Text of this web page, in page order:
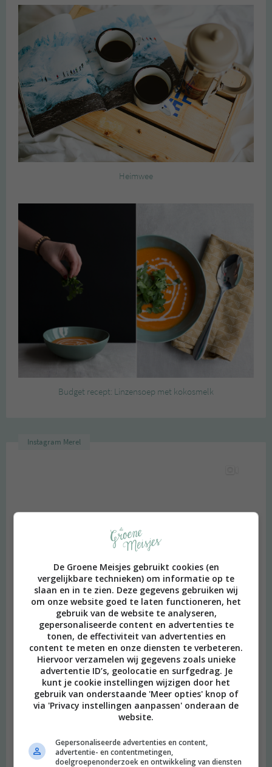
Heimwee
Budget recept: Linzensoep met kokosmelk
Instagram Merel
De Groene Meisjes gebruikt cookies (en
vergelijkbare technieken) om informatie op te
slaan en in te zien. Deze gegevens gebruiken wij
om onze website goed te laten functioneren, het
gebruik van de website te analyseren,
gepersonaliseerde content en advertenties te
tonen, de effectiviteit van advertenties en
content te meten en onze diensten te verbeteren.
Hiervoor verzamelen wij gegevens zoals unieke
advertentie ID’s, geolocatie en surfgedrag. Je
kunt je cookie instellingen wijzigen door het
gebruik van onderstaande 'Meer opties' knop of
via 'Privacy instellingen aanpassen' onderaan de
website.
Gepersonaliseerde advertenties en content,
advertentie- en contentmetingen,
doelgroepenonderzoek en ontwikkeling van diensten